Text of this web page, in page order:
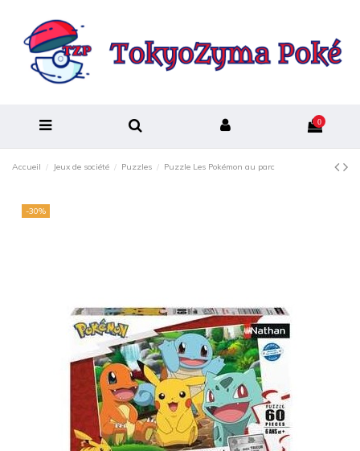
0
Accueil Jeux de société Puzzles Puzzle Les Pokémon au parc
-30%